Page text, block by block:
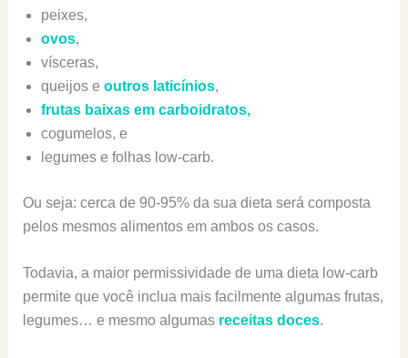
peixes,
ovos,
vísceras,
queijos e outros laticínios,
frutas baixas em carboidratos,
cogumelos, e
legumes e folhas low-carb.
Ou seja: cerca de 90-95% da sua dieta será composta
pelos mesmos alimentos em ambos os casos.
Todavia, a maior permissividade de uma dieta low-carb
permite que você inclua mais facilmente algumas frutas,
legumes… e mesmo algumas receitas doces.